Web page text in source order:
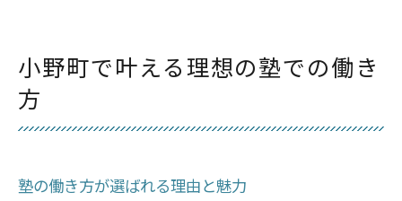
小野町で叶える理想の塾での働き
方
塾の働き方が選ばれる理由と魅力